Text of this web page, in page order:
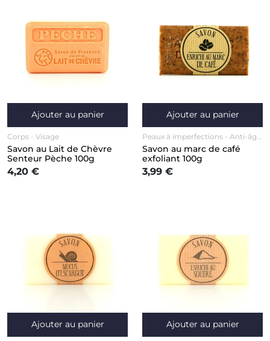
Ajouter au panier
Corps Visage
Savon au Lait de Chèvre
Senteur Pèche 100g
4,20 €
Ajouter au panier
Peaux à imperfections
Anti-âge
/ Anti-rides
Nettoyant doux /
Nettoyant exfoliant
Savon au marc de café
exfoliant 100g
3,99 €
Ajouter au panier Ajouter au panier